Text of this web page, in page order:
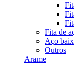
Fita de
Aço
Outros
Arame